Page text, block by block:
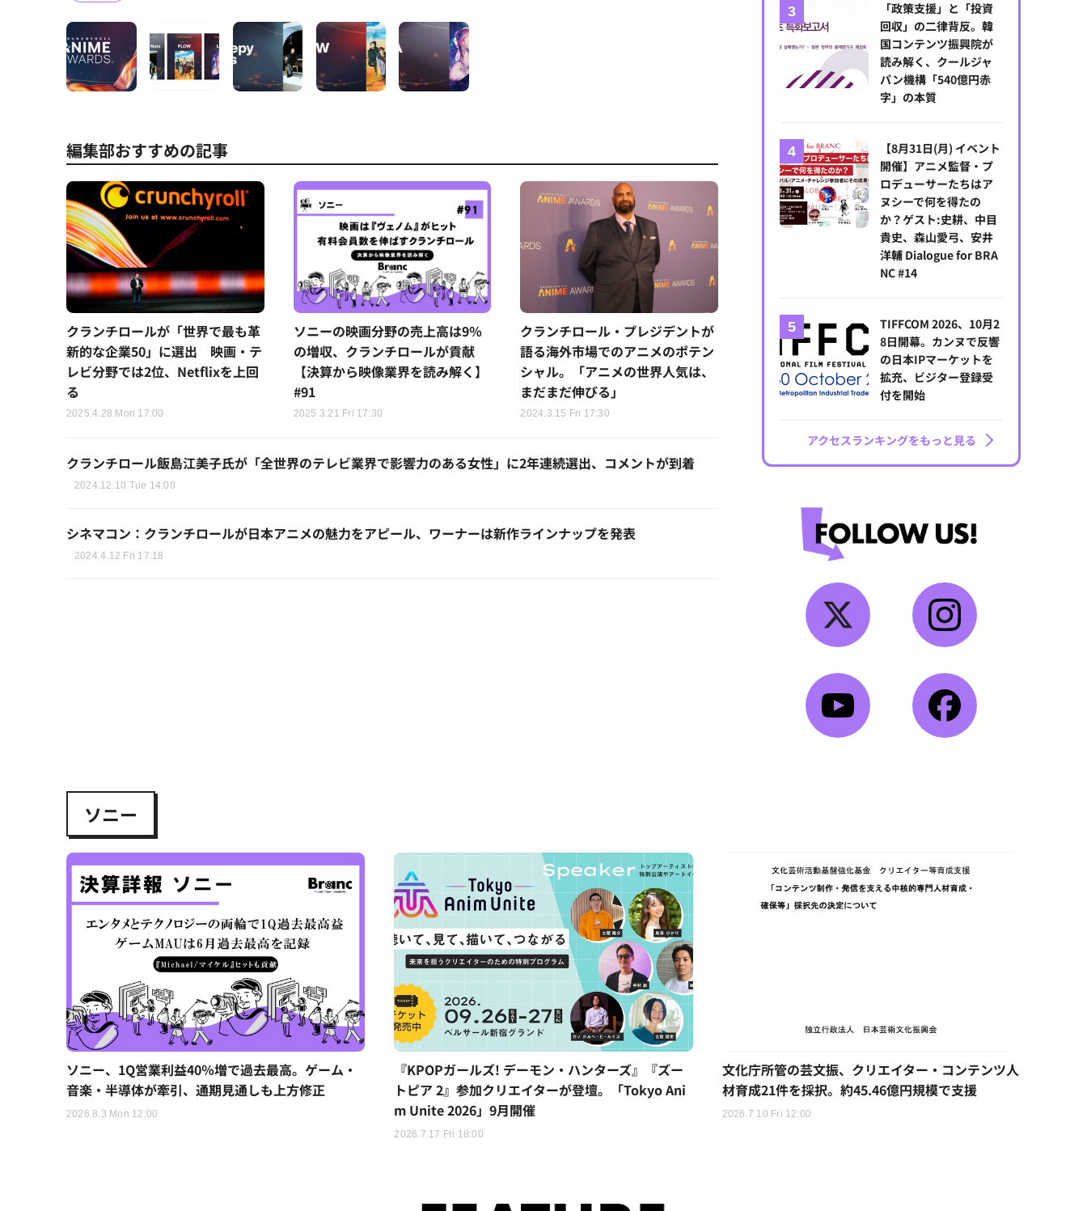
編集部おすすめの記事
クランチロールが「世界で最も革
新的な企業50」に選出 映画・テ
レビ分野では2位、Netflixを上回
る
2025.4.28 Mon 17:00
ソニーの映画分野の売上高は9％
の増収、クランチロールが貢献
【決算から映像業界を読み解く】
#91
2025.3.21 Fri 17:30
クランチロール・プレジデントが
語る海外市場でのアニメのポテン
シャル。「アニメの世界人気は、
まだまだ伸びる」
2024.3.15 Fri 17:30
クランチロール飯島江美子氏が「全世界のテレビ業界で影響力のある女性」に2年連続選出、コメントが到着
2024.12.10 Tue 14:00
シネマコン：クランチロールが日本アニメの魅力をアピール、ワーナーは新作ラインナップを発表
2024.4.12 Fri 17:18
「政策支援」と「投資
回収」の二律背反。韓
国コンテンツ振興院が
読み解く、クールジャ
パン機構「540億円赤
字」の本質
【8月31日(月) イベント
開催】アニメ監督・プ
ロデューサーたちはア
ヌシーで何を得たの
か？ゲスト:史耕、中目
貴史、森山愛弓、安井
洋輔 Dialogue for BRA
NC #14
TIFFCOM 2026、10月2
8日開幕。カンヌで反響
の日本IPマーケットを
拡充、ビジター登録受
付を開始
アクセスランキングをもっと見る
ソニー
ソニー、1Q営業利益40％増で過去最高。ゲーム・
音楽・半導体が牽引、通期見通しも上方修正
2026.8.3 Mon 12:00
『KPOPガールズ! デーモン・ハンターズ』『ズー
トピア 2』参加クリエイターが登壇。「Tokyo Ani
m Unite 2026」9月開催
2026.7.17 Fri 18:00
文化庁所管の芸文振、クリエイター・コンテンツ人
材育成21件を採択。約45.46億円規模で支援
2026.7.10 Fri 12:00